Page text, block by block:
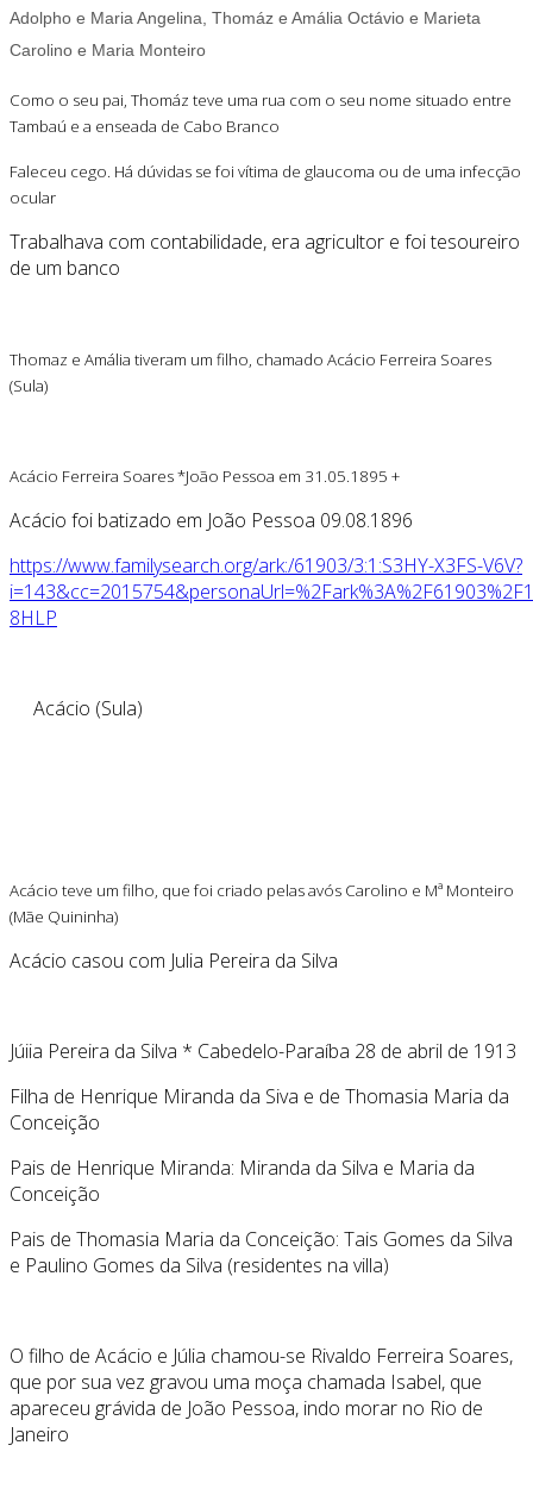
Adolpho e Maria Angelina, Thomáz e Amália Octávio e Marieta
Carolino e Maria Monteiro
Como o seu pai, Thomáz teve uma rua com o seu nome situado entre
Tambaú e a enseada de Cabo Branco
Faleceu cego. Há dúvidas se foi vítima de glaucoma ou de uma infecção
ocular
Trabalhava com contabilidade, era agricultor e foi tesoureiro
de um banco
Thomaz e Amália tiveram um filho, chamado Acácio Ferreira Soares
(Sula)
Acácio Ferreira Soares *João Pessoa em 31.05.1895 +
Acácio foi batizado em João Pessoa 09.08.1896
https://www.familysearch.org/ark:/61903/3:1:S3HY-X3FS-V6V?
8HLP
Acácio (Sula)
Acácio teve um filho, que foi criado pelas avós Carolino e Mª Monteiro
(Mãe Quininha)
Acácio casou com Julia Pereira da Silva
Júiia Pereira da Silva * Cabedelo-Paraíba 28 de abril de 1913
Filha de Henrique Miranda da Siva e de Thomasia Maria da
Conceição
Pais de Henrique Miranda: Miranda da Silva e Maria da
Conceição
Pais de Thomasia Maria da Conceição: Tais Gomes da Silva
e Paulino Gomes da Silva (residentes na villa)
O filho de Acácio e Júlia chamou-se Rivaldo Ferreira Soares,
que por sua vez gravou uma moça chamada Isabel, que
apareceu grávida de João Pessoa, indo morar no Rio de
Janeiro